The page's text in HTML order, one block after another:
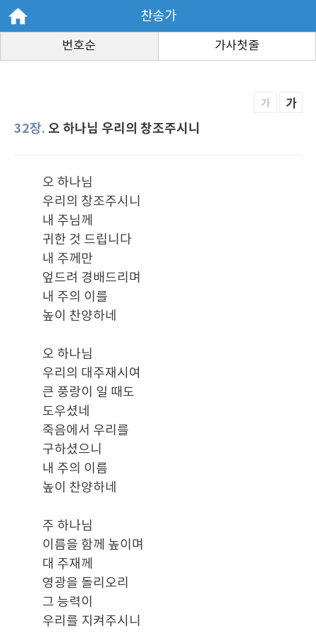
찬송가
번호순 가사첫줄
가 가
32장. 오 하나님 우리의 창조주시니
오 하나님
우리의 창조주시니
내 주님께
귀한 것 드립니다
내 주께만
엎드려 경배드리며
내 주의 이를
높이 찬양하네
오 하나님
우리의 대주재시여
큰 풍랑이 일 때도
도우셨네
죽음에서 우리를
구하셨으니
내 주의 이름
높이 찬양하네
주 하나님
이름을 함께 높이며
대 주재께
영광을 돌리오리
그 능력이
우리를 지켜주시니